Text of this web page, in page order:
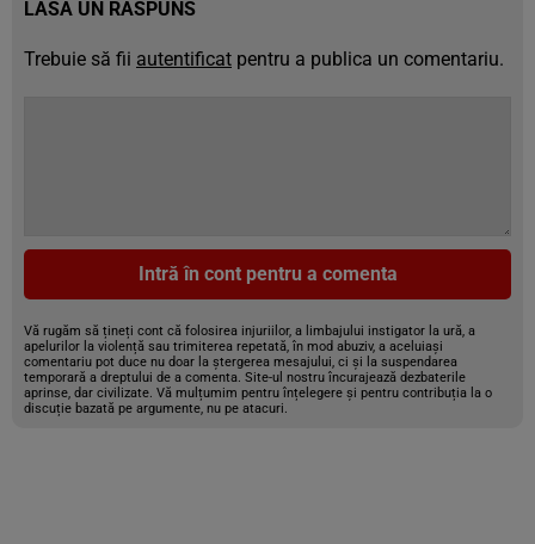
LASĂ UN RĂSPUNS
Trebuie să fii autentificat pentru a publica un comentariu.
Intră în cont pentru a comenta
Vă rugăm să țineți cont că folosirea injuriilor, a limbajului instigator la ură, a
apelurilor la violență sau trimiterea repetată, în mod abuziv, a aceluiași
comentariu pot duce nu doar la ștergerea mesajului, ci și la suspendarea
temporară a dreptului de a comenta. Site-ul nostru încurajează dezbaterile
aprinse, dar civilizate. Vă mulțumim pentru înțelegere și pentru contribuția la o
discuție bazată pe argumente, nu pe atacuri.